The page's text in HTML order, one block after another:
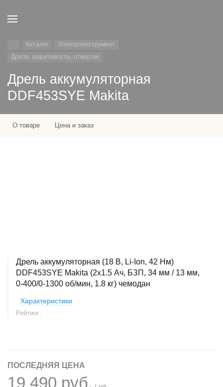
Каталог
Электроинструмент
Дрели, шуруповерты, отвертки
Дрель аккумуляторная
DDF453SYE Makita
О товаре Цена и заказ
Дрель аккумуляторная (18 В, Li-Ion, 42 Нм)
DDF453SYE Makita (2x1.5 Ач, БЗП, 34 мм / 13 мм,
0-400/0-1300 об/мин, 1.8 кг) чемодан
Характеристики
Рейтинг:
ПОСЛЕДНЯЯ ЦЕНА
19 490 руб.